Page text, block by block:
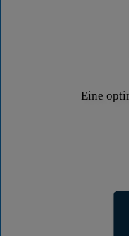
Eine